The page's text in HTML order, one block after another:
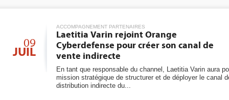
les...
09
JUIL
ACCOMPAGNEMENT PARTENAIRES
Laetitia Varin rejoint Orange
Cyberdefense pour créer son canal de
vente indirecte
En tant que responsable du channel, Laetitia Varin aura
mission stratégique de structurer et de déployer le canal
distribution indirecte du...